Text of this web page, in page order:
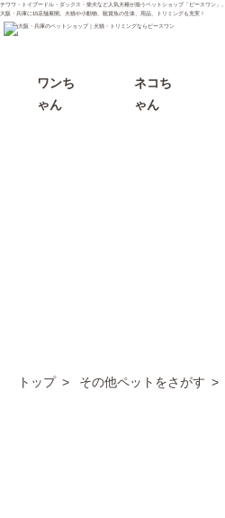
チワワ・トイプードル・ダックス・柴犬など人気犬種が揃うペットショップ「ピースワン」。
大阪・兵庫に15店舗展開。犬猫や小動物、観賞魚の生体、用品、トリミングも充実！
ワンち
ゃん
ネコち
ゃん
トップ その他ペットをさがす